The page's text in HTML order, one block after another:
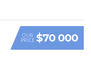
OUR
PRICE $70 000